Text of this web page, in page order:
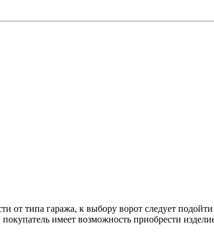
от типа гаража, к выбору ворот следует
имеет возможность приобрести